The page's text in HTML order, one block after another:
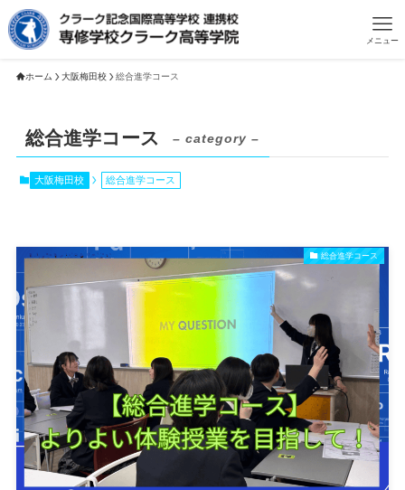
メニュー
ホーム 大阪梅田校 総合進学コース
総合進学コース – category –
大阪梅田校 総合進学コース
総合進学コース